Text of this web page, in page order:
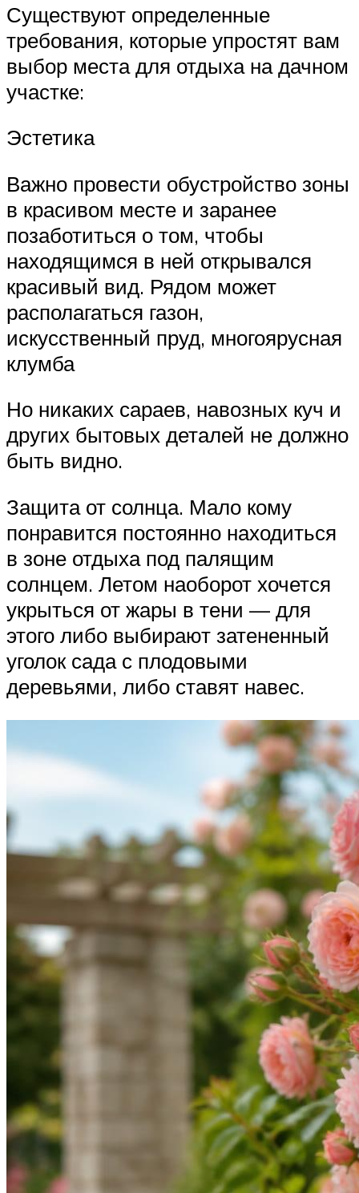
Существуют определенные
требования, которые упростят вам
выбор места для отдыха на дачном
участке:
Эстетика
Важно провести обустройство зоны
в красивом месте и заранее
позаботиться о том, чтобы
находящимся в ней открывался
красивый вид. Рядом может
располагаться газон,
искусственный пруд, многоярусная
клумба
Но никаких сараев, навозных куч и
других бытовых деталей не должно
быть видно.
Защита от солнца. Мало кому
понравится постоянно находиться
в зоне отдыха под палящим
солнцем. Летом наоборот хочется
укрыться от жары в тени — для
этого либо выбирают затененный
уголок сада с плодовыми
деревьями, либо ставят навес.